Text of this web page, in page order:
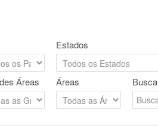
Estados
Áreas Áreas Busca